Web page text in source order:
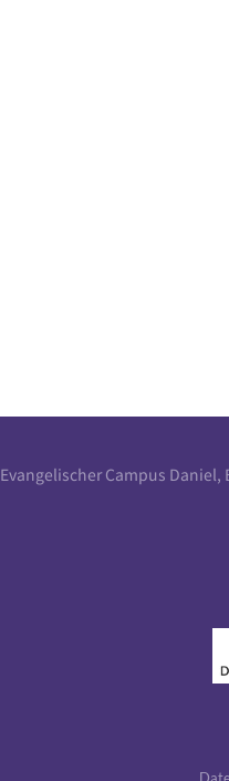
Evangelischer Campus